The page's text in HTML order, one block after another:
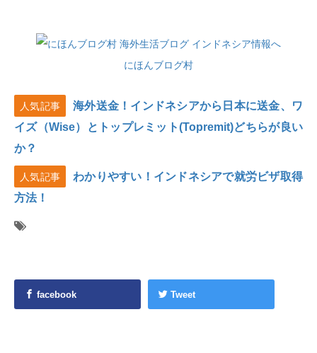
にほんブログ村
人気記事
海外送金！インドネシアから日本に送金、ワ
イズ（Wise）とトップレミット(Topremit)どちらが良い
か？
人気記事
わかりやすい！インドネシアで就労ビザ取得
方法！
facebook Tweet